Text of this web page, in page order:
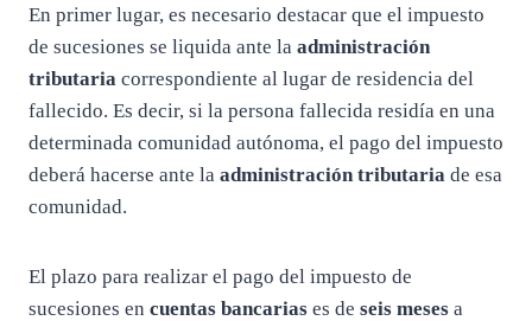
En primer lugar, es necesario destacar que el impuesto
de sucesiones se liquida ante la administración
tributaria correspondiente al lugar de residencia del
fallecido. Es decir, si la persona fallecida residía en una
determinada comunidad autónoma, el pago del impuesto
deberá hacerse ante la administración tributaria de esa
comunidad.
El plazo para realizar el pago del impuesto de
sucesiones en cuentas bancarias es de seis meses a